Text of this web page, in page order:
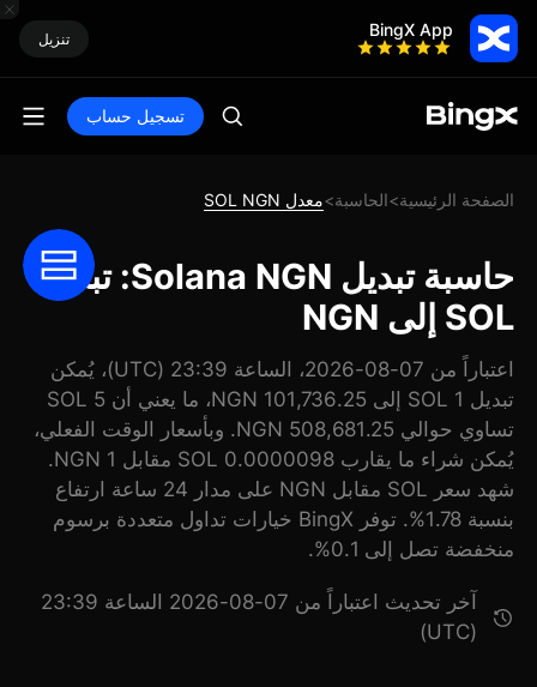
BingX App تنزيل
تسجيل حساب
الصفحة الرئيسية>الحاسبة>معدل SOL NGN
حاسبة تبديل Solana NGN: تبديل
SOL إلى NGN
اعتباراً من 07-08-2026، الساعة 23:39 (UTC)، يُمكن
تبديل 1 SOL إلى 101,736.25 NGN، ما يعني أن 5 SOL
تساوي حوالي 508,681.25 NGN. وبأسعار الوقت الفعلي،
يُمكن شراء ما يقارب 0.0000098 SOL مقابل 1 NGN.
شهد سعر SOL مقابل NGN على مدار 24 ساعة ارتفاع
بنسبة 1.78%. توفر BingX خيارات تداول متعددة برسوم
منخفضة تصل إلى 0.1%.
آخر تحديث اعتباراً من 07-08-2026 الساعة 23:39
(UTC)